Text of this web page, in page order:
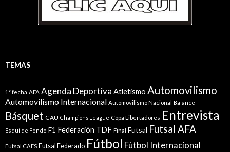
TEMAS
1° fecha AFA Agenda Deportiva Atletismo Automovilismo
Automovilismo Internacional Automovilismo Nacional Balance
Básquet CAU Champions League Copa Libertadores Entrevista
Esquí de Fondo F1 Federación TDF Final Futsal Futsal AFA
Futsal CAFS Futsal Federado Fútbol Fútbol Internacional